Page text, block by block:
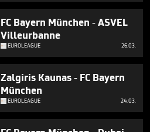
FC Bayern München - ASVEL
Villeurbanne
EUROLEAGUE 26.03.
Zalgiris Kaunas - FC Bayern
München
EUROLEAGUE 24.03.